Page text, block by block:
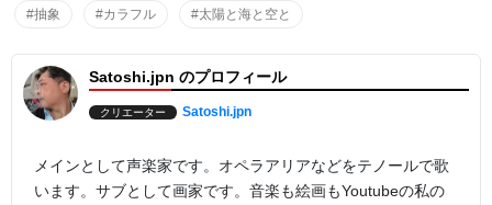
#抽象 #カラフル #太陽と海と空と
Satoshi.jpn のプロフィール
クリエーター Satoshi.jpn
メインとして声楽家です。オペラアリアなどをテノールで歌
います。サブとして画家です。音楽も絵画もYoutubeの私の